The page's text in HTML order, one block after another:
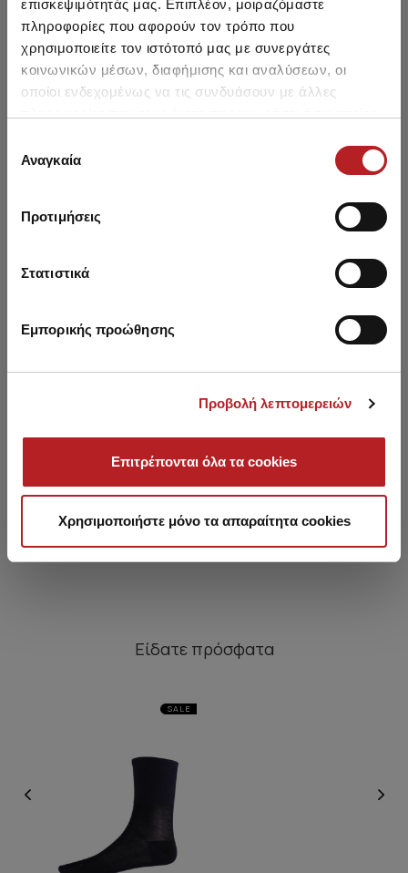
επισκεψιμότητάς μας. Επιπλέον, μοιραζόμαστε
πληροφορίες που αφορούν τον τρόπο που
χρησιμοποιείτε τον ιστότοπό μας με συνεργάτες
κοινωνικών μέσων, διαφήμισης και αναλύσεων, οι
οποίοι ενδεχομένως να τις συνδυάσουν με άλλες
των υπηρεσιών τους.
συγκατάθεσης
Αναγκαία
Προτιμήσεις
Στατιστικά
Εμπορικής προώθησης
Προβολή λεπτομερειών
Επιτρέπονται όλα τα cookies
Χρησιμοποιήστε μόνο τα απαραίτητα cookies
Ανδρικές Κάλτσες
5,50 € 4,65 €-15%
Ανδρικές Κάλτσες από
SALE
Unisex Αθλητικές Κάλτσες
Είδατε πρόσφατα
SALE